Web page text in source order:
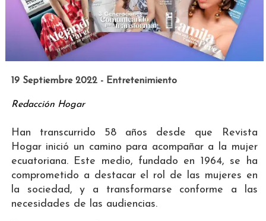
19 Septiembre 2022 - Entretenimiento
Redacción Hogar
Han transcurrido 58 años desde que Revista
Hogar inició un camino para acompañar a la mujer
ecuatoriana. Este medio, fundado en 1964, se ha
comprometido a destacar el rol de las mujeres en
la sociedad, y a transformarse conforme a las
necesidades de las audiencias.